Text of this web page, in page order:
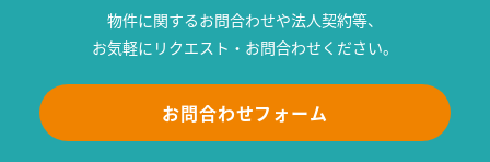
物件に関するお問合わせや法人契約等、
お気軽にリクエスト・お問合わせください。
お問合わせフォーム